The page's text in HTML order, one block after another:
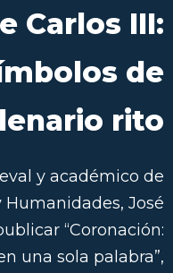
Carlos III:
de
rito
y académico de
Humanidades, José
“Coronación:
una sola palabra”,